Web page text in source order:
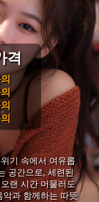
격
기 속에서 여유롭
공간으로, 세련된
랜 시간 머물러도
악과 함께하는 따뜻